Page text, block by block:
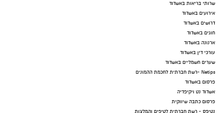
שרותי בריאות באשדוד
אירועים באשדוד
דרושים באשדוד
חוגים באשדוד
ארנונה באשדוד
עורכי דין באשדוד
שערים חשמליים באשדוד
Netips -רשת חברתית לחכמת ההמונים
פרסום באשדוד
אשדוד נט ויקיפדיה
פרסום כתבה שיווקית
נטיפס - רשת חברתית לטיפים והמלצות